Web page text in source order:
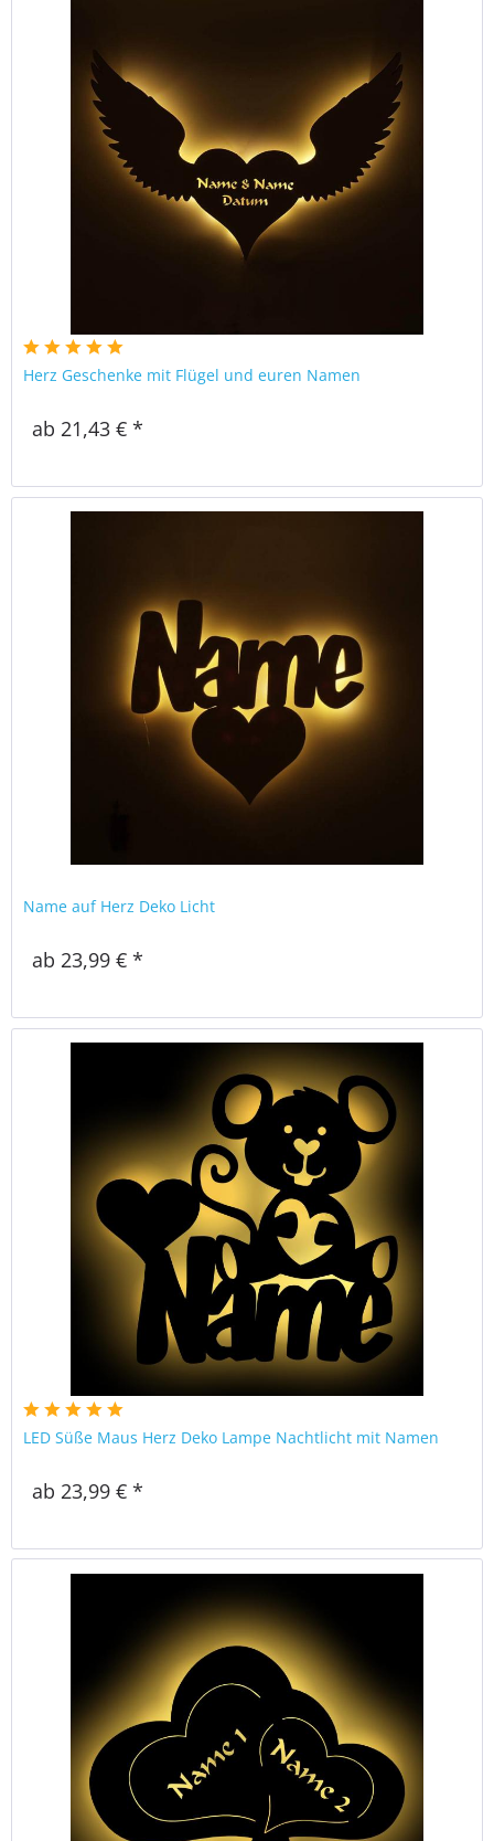
Herz Geschenke mit Flügel und euren Namen
ab 21,43 € *
Name auf Herz Deko Licht
ab 23,99 € *
LED Süße Maus Herz Deko Lampe Nachtlicht mit Namen
ab 23,99 € *